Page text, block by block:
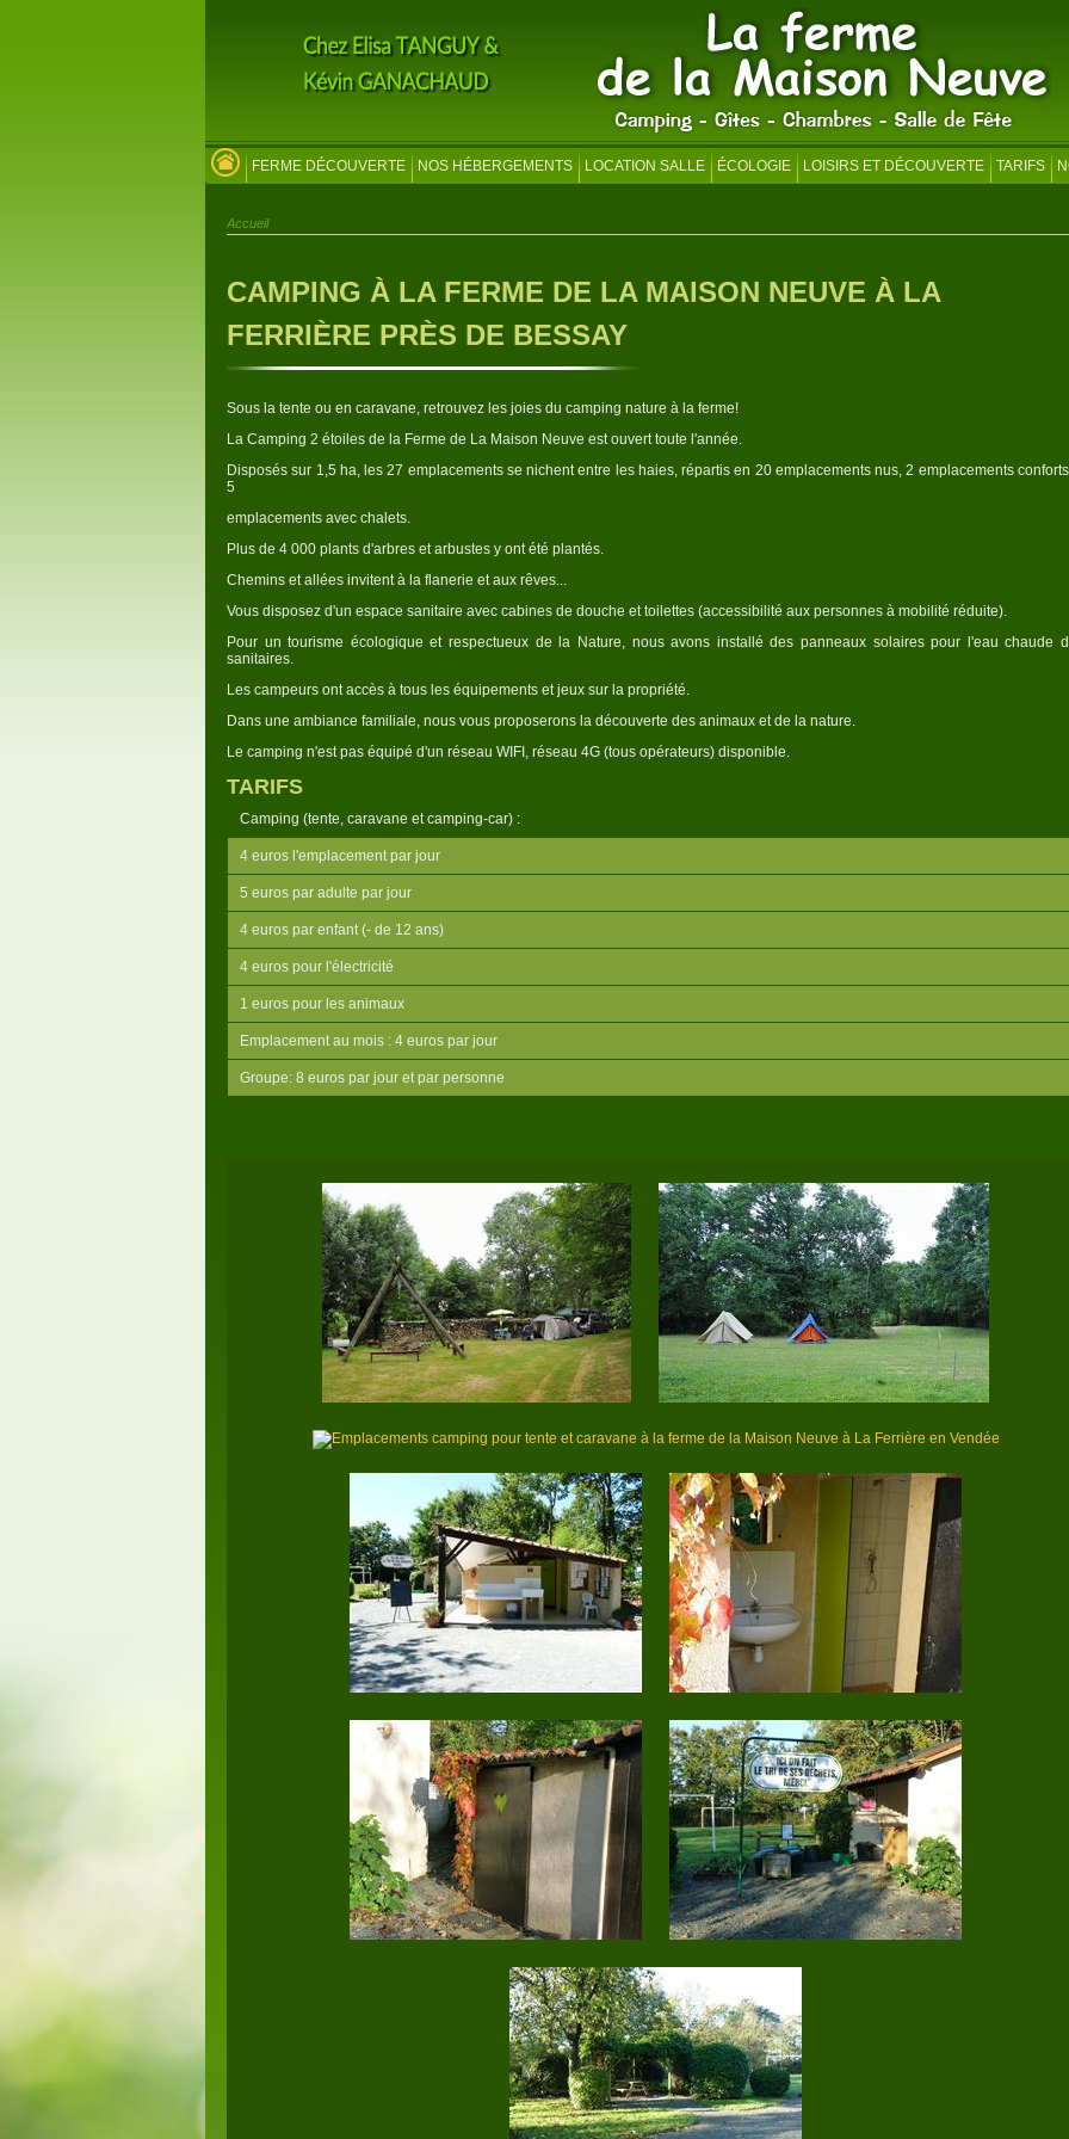
FERME DÉCOUVERTE NOS HÉBERGEMENTS LOCATION SALLE ÉCOLOGIE LOISIRS ET DÉCOUVERTE TARIFS
Accueil
CAMPING À LA FERME DE LA MAISON NEUVE À LA
FERRIÈRE PRÈS DE BESSAY
Sous la tente ou en caravane, retrouvez les joies du camping nature à la ferme!
La Camping 2 étoiles de la Ferme de La Maison Neuve est ouvert toute l'année.
Disposés sur 1,5 ha, les 27 emplacements se nichent entre les haies, répartis en 20 emplacements nus, 2 emplacements
5
emplacements avec chalets.
Plus de 4 000 plants d'arbres et arbustes y ont été plantés.
Chemins et allées invitent à la flanerie et aux rêves...
Vous disposez d'un espace sanitaire avec cabines de douche et toilettes (accessibilité aux personnes à mobilité réduite).
Pour un tourisme écologique et respectueux de la Nature, nous avons installé des panneaux solaires pour l'eau chaude
sanitaires.
Les campeurs ont accès à tous les équipements et jeux sur la propriété.
Dans une ambiance familiale, nous vous proposerons la découverte des animaux et de la nature.
Le camping n'est pas équipé d'un réseau WIFI, réseau 4G (tous opérateurs) disponible.
TARIFS
Camping (tente, caravane et camping-car) :
4 euros l'emplacement par jour
5 euros par adulte par jour
4 euros par enfant (- de 12 ans)
4 euros pour l'électricité
1 euros pour les animaux
Emplacement au mois : 4 euros par jour
Groupe: 8 euros par jour et par personne